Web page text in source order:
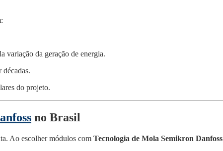
variação da geração de energia.
do projeto.
no Brasil
Ao escolher módulos com Tecnologia de Mola Semikron Danfoss